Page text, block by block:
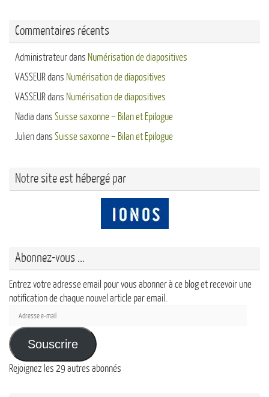
Commentaires récents
Administrateurdans Numérisation de diapositives
VASSEURdans Numérisation de diapositives
VASSEURdans Numérisation de diapositives
Nadia dans Suisse saxonne – Bilan et Epilogue
Juliendans Suisse saxonne – Bilan et Epilogue
Notre site est hébergé par
Abonnez-vous ...
Entrez votre adresse email pour vous abonner à ce blog et recevoir une
notification de chaque nouvel article par email.
Adresse
mail
Souscrire
Rejoignez les 29 autres abonnés